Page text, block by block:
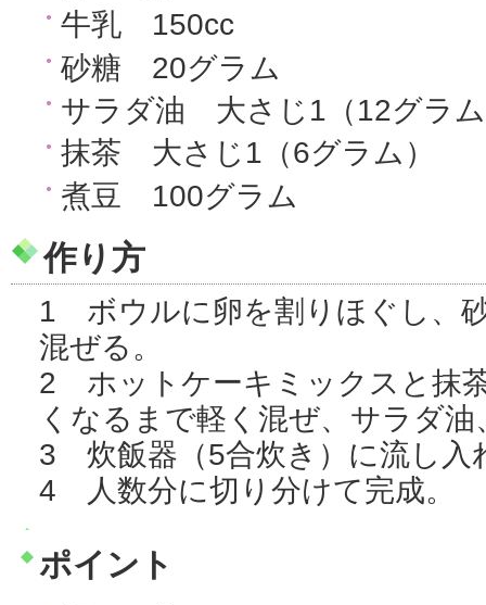
牛乳 150cc
砂糖 20グラム
サラダ油 大さじ1（12グラ
抹茶 大さじ1（6グラム）
煮豆 100グラム
作り方
1 ボウルに卵を割りほぐし、
混ぜる。
2 ホットケーキミックスと抹
くなるまで軽く混ぜ、サラダ
3 炊飯器（5合炊き）に流し入
4 人数分に切り分けて完成。
ポイント